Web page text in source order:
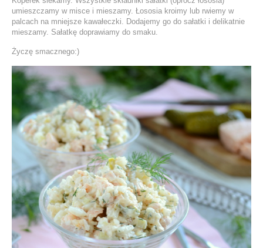
umieszczamy w misce i mieszamy. Łososia kroimy lub rwiemy w
palcach na mniejsze kawałeczki. Dodajemy go do sałatki i delikatnie
mieszamy. Sałatkę doprawiamy do smaku.
Życzę smacznego:)